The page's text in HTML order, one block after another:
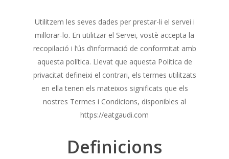
Utilitzem les seves dades per prestar-li el servei i
millorar-lo. En utilitzar el Servei, vostè accepta la
recopilació i l’ús d’informació de conformitat amb
aquesta política. Llevat que aquesta Política de
privacitat defineixi el contrari, els termes utilitzats
en ella tenen els mateixos significats que els
nostres Termes i Condicions, disponibles al
https://eatgaudi.com
Definicions